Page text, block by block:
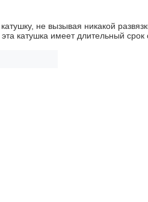
не вызывая никакой
катушка имеет длительный срок